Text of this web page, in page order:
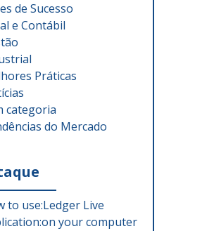
de Sucesso
e Contábil
Práticas
categoria
do Mercado
to use:Ledger Live
your computer